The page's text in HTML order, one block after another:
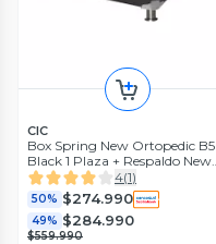
CIC
Box Spring New Ortopedic B5
Black 1 Plaza + Respaldo New
Gales Sin Textil4(1)
50% $274.990
49% $284.990
$559.990